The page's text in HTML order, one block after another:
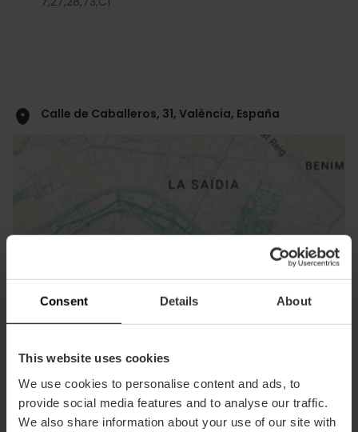
Consent Details About
This website uses cookies
We use cookies to personalise content and ads, to
provide social media features and to analyse our traffic.
We also share information about your use of our site with
Calle de Caballeros, 31, València, España